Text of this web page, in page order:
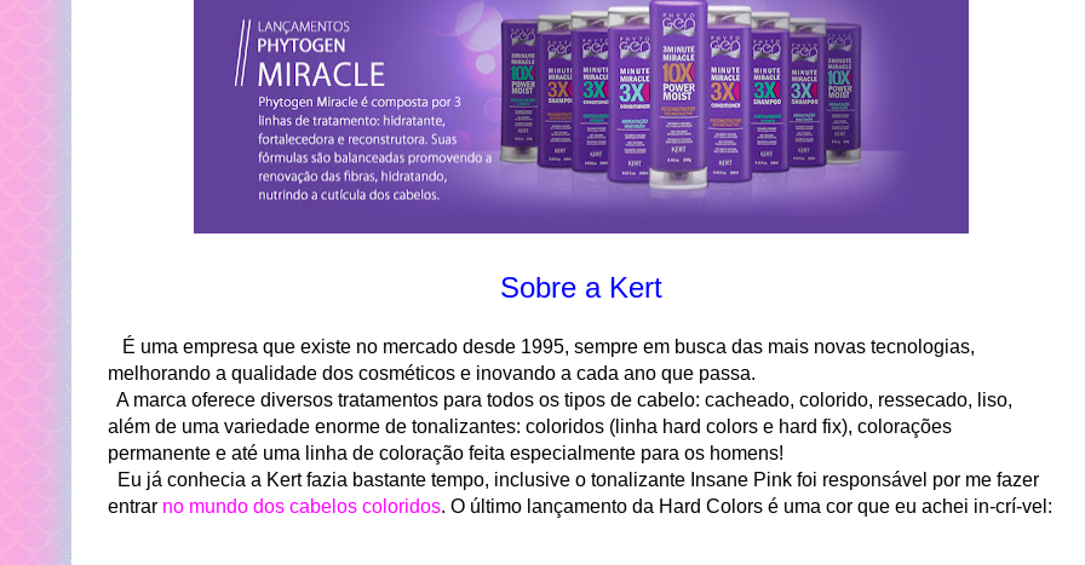
Sobre a Kert
É uma empresa que existe no mercado desde 1995, sempre em busca das mais novas tecnologias,
melhorando a qualidade dos cosméticos e inovando a cada ano que passa.
A marca oferece diversos tratamentos para todos os tipos de cabelo: cacheado, colorido, ressecado, liso,
além de uma variedade enorme de tonalizantes: coloridos (linha hard colors e hard fix), colorações
permanente e até uma linha de coloração feita especialmente para os homens!
Eu já conhecia a Kert fazia bastante tempo, inclusive o tonalizante Insane Pink foi responsável por me fazer
entrar no mundo dos cabelos coloridos. O último lançamento da Hard Colors é uma cor que eu achei in-crí-vel: